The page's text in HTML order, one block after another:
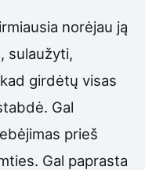
norėjau ją
sulaužyti,
girdėtų visas
Gal
prieš
Gal paprasta